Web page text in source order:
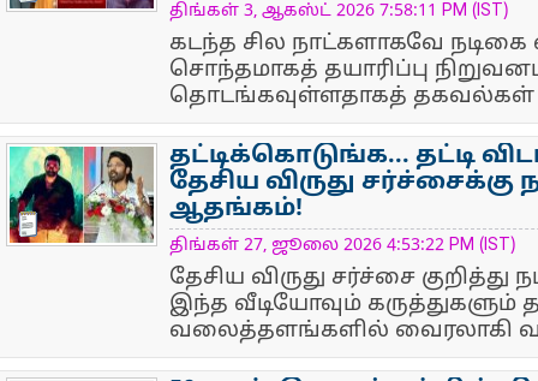
திங்கள் 3, ஆகஸ்ட் 2026 7:58:11 PM (IST)
கடந்த சில நாட்களாகவே நடிகை
சொந்தமாகத் தயாரிப்பு
தொடங்கவுள்ளதாகத் தகவல்கள்
NewsIcon
தட்டிக்கொடுங்க... தட்டி
தேசிய விருது சர்ச்சைக்கு
ஆதங்கம்!
திங்கள் 27, ஜூலை 2026 4:53:22 PM (IST)
தேசிய விருது சர்ச்சை குறித்து
இந்த வீடியோவும் கருத்துகளும்
வலைத்தளங்களில் வைரலாகி